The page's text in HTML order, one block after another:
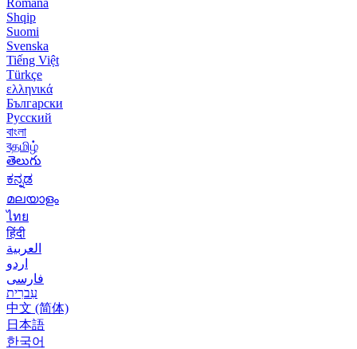
Shqip
Suomi
Svenska
Tiếng Việt
Türkçe
ελληνικά
Български
Русский
বাংলা
বதமிழ்
తెలుగు
ಕನ್ನಡ
മലയാളം
ไทย
हिंदी
العربية
اردو
فارسی
עִברִית
中文 (简体)
日本語
한국어